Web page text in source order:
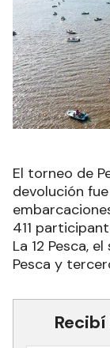
El torneo de
devolución
411
La 12 Pesca,
Pesca y